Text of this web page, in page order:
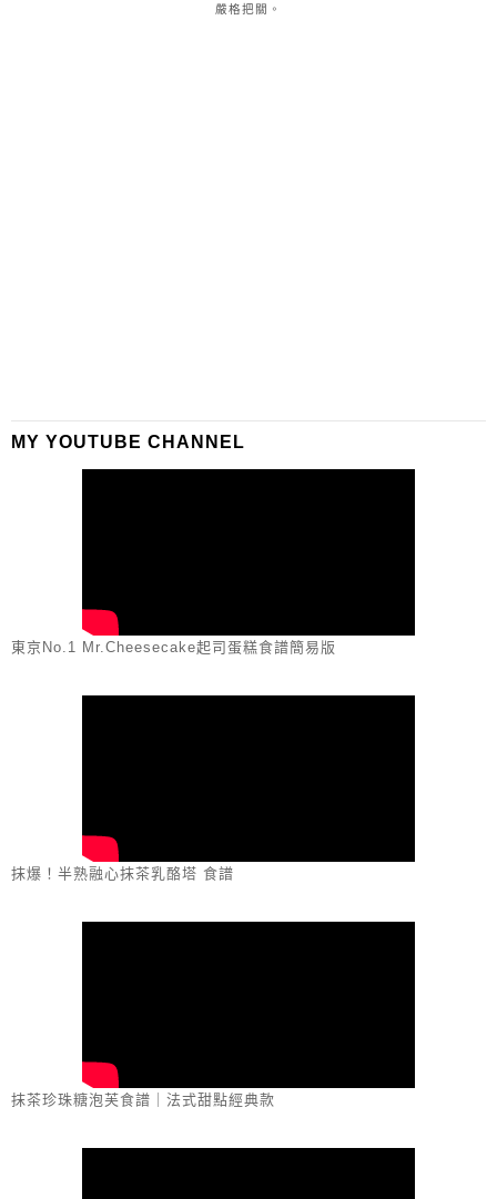
嚴格把關。
MY YOUTUBE CHANNEL
東京No.1 Mr.Cheesecake起司蛋糕食譜簡易版
抹爆！半熟融心抹茶乳酪塔 食譜
抹茶珍珠糖泡芙食譜｜法式甜點經典款